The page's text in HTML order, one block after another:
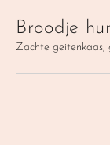
Broodje
Zachte geitenkaas,